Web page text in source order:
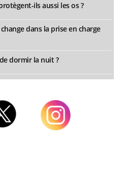
ils aussi les os ?
dans la prise en charge
dormir la nuit ?